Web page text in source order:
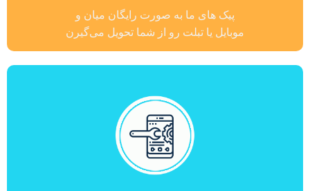
پیک های ما به صورت رایگان میان و
موبایل یا تبلت رو از شما تحویل می‌گیرن